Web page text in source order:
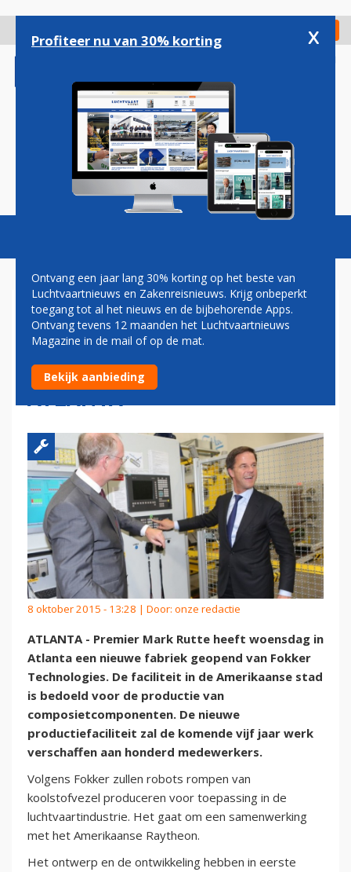
gaan
Check in
Magazine Podcasts Vacatures
FOKKER TECHNOLOGIES
OPENT
COMPOSIETENFABRIEK IN
ATLANTA
8 oktober 2015 - 13:28 | Door: onze redactie
ATLANTA - Premier Mark Rutte heeft woensdag in
Atlanta een nieuwe fabriek geopend van Fokker
Technologies. De faciliteit in de Amerikaanse stad
is bedoeld voor de productie van
composietcomponenten. De nieuwe
productiefaciliteit zal de komende vijf jaar werk
verschaffen aan honderd medewerkers.
Volgens Fokker zullen robots rompen van
koolstofvezel produceren voor toepassing in de
luchtvaartindustrie. Het gaat om een samenwerking
met het Amerikaanse Raytheon.
Het ontwerp en de ontwikkeling hebben in eerste
Profiteer nu van 30% korting x
Ontvang een jaar lang 30% korting op het beste van
Luchtvaartnieuws en Zakenreisnieuws. Krijg onbeperkt
toegang tot al het nieuws en de bijbehorende Apps.
Ontvang tevens 12 maanden het Luchtvaartnieuws
Magazine in de mail of op de mat.
Bekijk aanbieding